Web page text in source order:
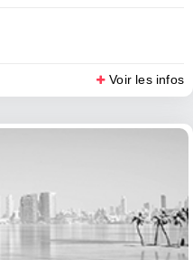
Voir les infos